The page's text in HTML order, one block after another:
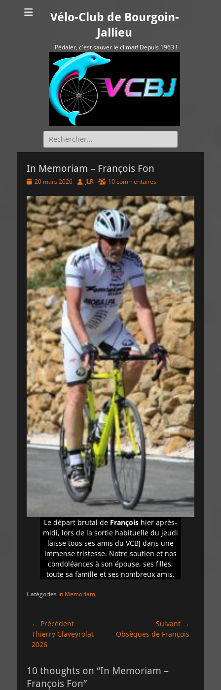
Vélo-Club de Bourgoin-
Jallieu
Pédaler, c'est sauver le climat! Depuis 1963 !
Rechercher :
In Memoriam – François Fon
Posted
20 mars 2026 Author
JLR 10 commentaires
Le départ brutal de François hier après-
midi, lors de la sortie habituelle du jeudi
laisse tous ses amis du VCBJ dans une
immense tristesse. Notre soutien et nos
condoléances à son épouse, ses filles,
toute sa famille et ses nombreux amis.
Catégories In Memoriam
Navigation
de
l’article
← Précédent
Article
précédent :
Thierry Claveyrolat
2026
Suivant →
Article
Obsèques de François
10 thoughts on “In Memoriam –
François Fon”